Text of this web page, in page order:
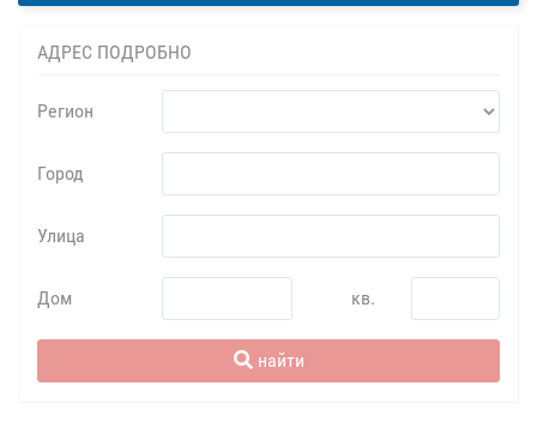
АДРЕС ПОДРОБНО
Регион
Город
Улица
Дом кв.
найти